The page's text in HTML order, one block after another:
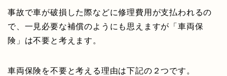
事故で車が破損した際などに修理費用が支払われるの
で、一見必要な補償のようにも思えますが「車両保
険」は不要と考えます。
車両保険を不要と考える理由は下記の２つです。